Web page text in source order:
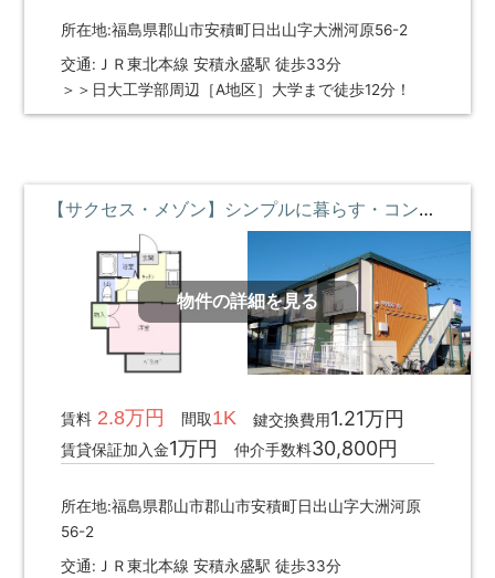
所在地:福島県郡山市安積町日出山字大洲河原56-2
交通:ＪＲ東北本線 安積永盛駅 徒歩33分
＞＞日大工学部周辺［A地区］大学まで徒歩12分！
【サクセス・メゾン】シンプルに暮らす・コンビニとスーパーの近くに暮らす ②階 **即入居募集中**
物件の詳細を見る
賃料2.8万円 間取1K 鍵交換費用1.21万円
賃貸保証加入金1万円 仲介手数料30,800円
所在地:福島県郡山市郡山市安積町日出山字大洲河原
56-2
交通:ＪＲ東北本線 安積永盛駅 徒歩33分